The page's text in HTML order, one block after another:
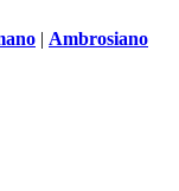
| Ambrosiano